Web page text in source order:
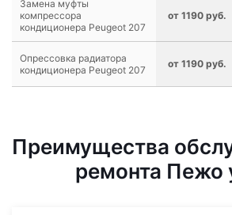
Замена муфты
компрессора
кондиционера Peugeot 207
от 1190 руб.
Опрессовка радиатора
кондиционера Peugeot 207
от 1190 руб.
Преимущества
ремонта Пежо